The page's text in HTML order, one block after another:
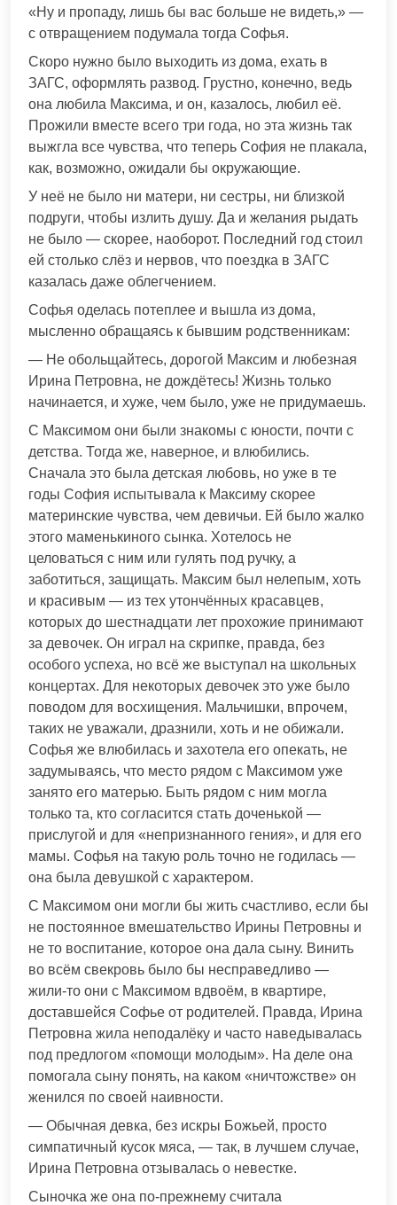
«Ну и пропаду, лишь бы вас больше не видеть,» —
с отвращением подумала тогда Софья.
Скоро нужно было выходить из дома, ехать в
ЗАГС, оформлять развод. Грустно, конечно, ведь
она любила Максима, и он, казалось, любил её.
Прожили вместе всего три года, но эта жизнь так
выжгла все чувства, что теперь София не плакала,
как, возможно, ожидали бы окружающие.
У неё не было ни матери, ни сестры, ни близкой
подруги, чтобы излить душу. Да и желания рыдать
не было — скорее, наоборот. Последний год стоил
ей столько слёз и нервов, что поездка в ЗАГС
казалась даже облегчением.
Софья оделась потеплее и вышла из дома,
мысленно обращаясь к бывшим родственникам:
— Не обольщайтесь, дорогой Максим и любезная
Ирина Петровна, не дождётесь! Жизнь только
начинается, и хуже, чем было, уже не придумаешь.
С Максимом они были знакомы с юности, почти с
детства. Тогда же, наверное, и влюбились.
Сначала это была детская любовь, но уже в те
годы София испытывала к Максиму скорее
материнские чувства, чем девичьи. Ей было жалко
этого маменькиного сынка. Хотелось не
целоваться с ним или гулять под ручку, а
заботиться, защищать. Максим был нелепым, хоть
и красивым — из тех утончённых красавцев,
которых до шестнадцати лет прохожие принимают
за девочек. Он играл на скрипке, правда, без
особого успеха, но всё же выступал на школьных
концертах. Для некоторых девочек это уже было
поводом для восхищения. Мальчишки, впрочем,
таких не уважали, дразнили, хоть и не обижали.
Софья же влюбилась и захотела его опекать, не
задумываясь, что место рядом с Максимом уже
занято его матерью. Быть рядом с ним могла
только та, кто согласится стать доченькой —
прислугой и для «непризнанного гения», и для его
мамы. Софья на такую роль точно не годилась —
она была девушкой с характером.
С Максимом они могли бы жить счастливо, если бы
не постоянное вмешательство Ирины Петровны и
не то воспитание, которое она дала сыну. Винить
во всём свекровь было бы несправедливо —
жили-то они с Максимом вдвоём, в квартире,
доставшейся Софье от родителей. Правда, Ирина
Петровна жила неподалёку и часто наведывалась
под предлогом «помощи молодым». На деле она
помогала сыну понять, на каком «ничтожстве» он
женился по своей наивности.
— Обычная девка, без искры Божьей, просто
симпатичный кусок мяса, — так, в лучшем случае,
Ирина Петровна отзывалась о невестке.
Сыночка же она по-прежнему считала